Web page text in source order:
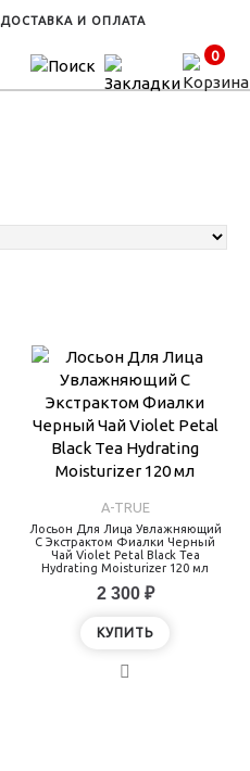
ДОСТАВКА И ОПЛАТА
0
A-TRUE
Лосьон Для Лица Увлажняющий
С Экстрактом Фиалки Черный
Чай Violet Petal Black Tea
Hydrating Moisturizer 120 мл
2 300 ₽
КУПИТЬ